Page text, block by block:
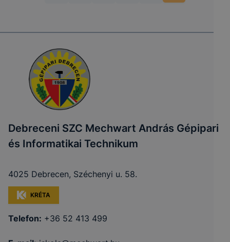
Debreceni SZC Mechwart András Gépipari
és Informatikai Technikum
4025 Debrecen, Széchenyi u. 58.
KRÉTA
Telefon: +36 52 413 499